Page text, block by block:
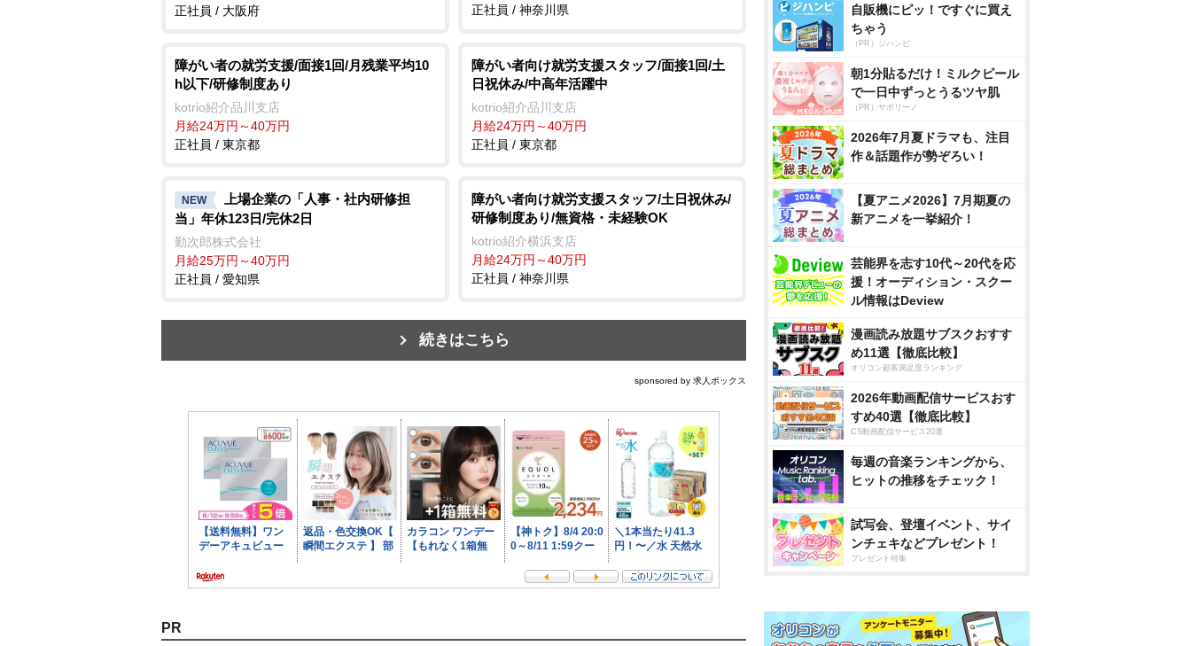
正社員 / 大阪府
正社員 / 神奈川県
障がい者の就労支援/面接1回/月残業平均10
h以下/研修制度あり
kotrio紹介品川支店
月給24万円～40万円
正社員 / 東京都
障がい者向け就労支援スタッフ/面接1回/土
日祝休み/中高年活躍中
kotrio紹介品川支店
月給24万円～40万円
正社員 / 東京都
NEW
上場企業の「人事・社内研修担
当」年休123日/完休2日
勤次郎株式会社
月給25万円～40万円
正社員 / 愛知県
障がい者向け就労支援スタッフ/土日祝休み/
研修制度あり/無資格・未経験OK
kotrio紹介横浜支店
月給24万円～40万円
正社員 / 神奈川県
続きはこちら
sponsored by 求人ボックス
PR
自販機にピッ！ですぐに買え
ちゃう
（PR）ジハンピ
朝1分貼るだけ！ミルクピール
で一日中ずっとうるツヤ肌
（PR）サボリーノ
2026年7月夏ドラマも、注目
作＆話題作が勢ぞろい！
【夏アニメ2026】7月期夏の
新アニメを一挙紹介！
芸能界を志す10代～20代を応
援！オーディション・スクー
ル情報はDeview
漫画読み放題サブスクおすす
め11選【徹底比較】
オリコン顧客満足度ランキング
2026年動画配信サービスおす
すめ40選【徹底比較】
CS動画配信サービス20選
毎週の音楽ランキングから、
ヒットの推移をチェック！
試写会、登壇イベント、サイ
ンチェキなどプレゼント！
プレゼント特集